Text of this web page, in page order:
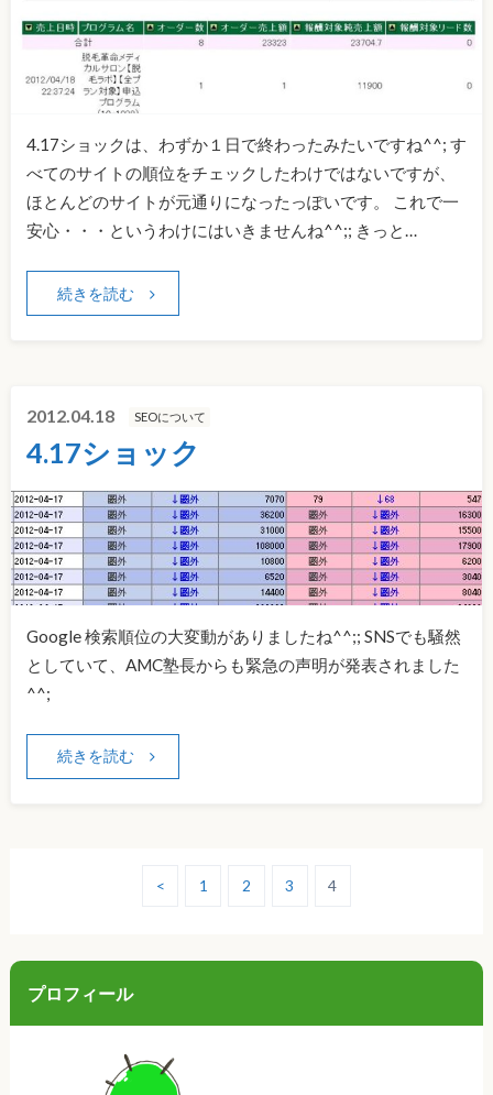
4.17ショックは、わずか１日で終わったみたいですね^^; す
べてのサイトの順位をチェックしたわけではないですが、
ほとんどのサイトが元通りになったっぽいです。 これで一
安心・・・というわけにはいきませんね^^;; きっと…
続きを読む
2012.04.18 SEOについて
4.17ショック
Google 検索順位の大変動がありましたね^^;; SNSでも騒然
としていて、AMC塾長からも緊急の声明が発表されました
^^;
続きを読む
< 1 2 3 4
プロフィール